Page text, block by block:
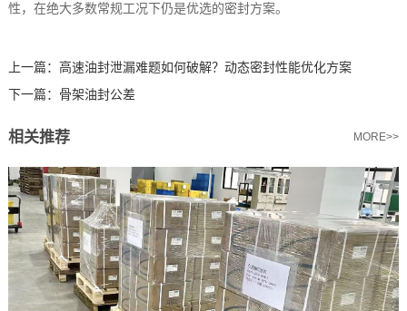
性，在绝大多数常规工况下仍是优选的密封方案。‍
上一篇： 高速油封泄漏难题如何破解？动态密封性能优化方案
下一篇： 骨架油封公差
相关推荐 MORE>>